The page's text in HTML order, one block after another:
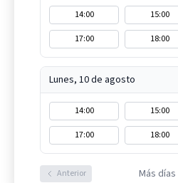
14:00 15:00
17:00
18:00
Lunes, 10 de agosto
14:00 15:00
17:00
18:00
Anterior Más días